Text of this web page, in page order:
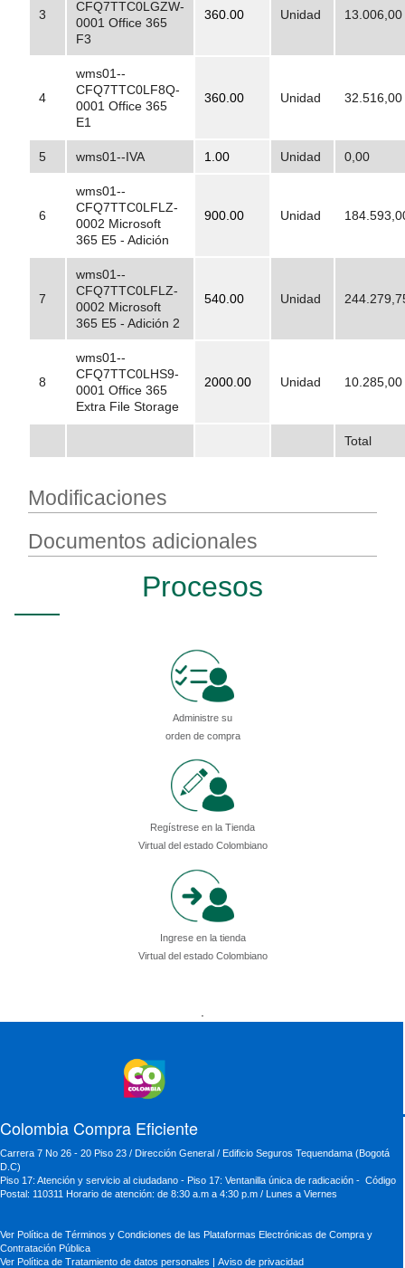
3
CFQ7TTC0LGZW-
0001 Office 365
F3
360.00 Unidad 13.006,00
4
wms01--
CFQ7TTC0LF8Q-
0001 Office 365
E1
360.00 Unidad 32.516,00
5 wms01--IVA 1.00 Unidad 0,00
6
wms01--
CFQ7TTC0LFLZ-
0002 Microsoft
365 E5 - Adición
900.00 Unidad
7
wms01--
CFQ7TTC0LFLZ-
0002 Microsoft
365 E5 - Adición 2
540.00 Unidad
8
wms01--
CFQ7TTC0LHS9-
0001 Office 365
Extra File Storage
2000.00 Unidad 10.285,00
Total
Modificaciones
Documentos adicionales
Procesos
Administre su
orden de compra
Regístrese en la Tienda
Virtual del estado Colombiano
Ingrese en la tienda
Virtual del estado Colombiano
MinInterior
MinRelaciones
Colombia Compra Eficiente
Carrera 7 No 26 - 20 Piso 23 / Dirección General / Edificio Seguros Tequendama (Bogotá
D.C)
Piso 17: Atención y servicio al ciudadano - Piso 17: Ventanilla única de radicación - Código
Postal: 110311 Horario de atención: de 8:30 a.m a 4:30 p.m / Lunes a Viernes
Ver Política de Términos y Condiciones de las Plataformas Electrónicas de Compra y
Contratación Pública
Ver Política de Tratamiento de datos personales | Aviso de privacidad